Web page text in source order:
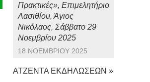
Πρακτικές», Επιμελητήριο
Λασιθίου, Άγιος
Νικόλαος, Σάββατο 29
Νοεμβρίου 2025
18 ΝΟΕΜΒΡΊΟΥ 2025
ΑΤΖΕΝΤΑ ΕΚΔΗΛΩΣΕΩΝ »